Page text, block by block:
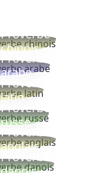
Proverbe
chinois
Proverbe
arabe
Proverbe
latin
Proverbe
russe
Proverbe
anglais
Proverbe